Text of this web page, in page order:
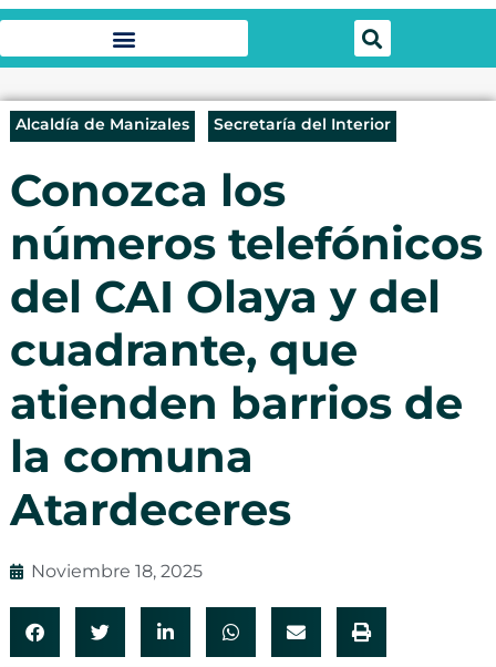
Alcaldía de Manizales Secretaría del Interior
Conozca los
números telefónicos
del CAI Olaya y del
cuadrante, que
atienden barrios de
la comuna
Atardeceres
Noviembre 18, 2025